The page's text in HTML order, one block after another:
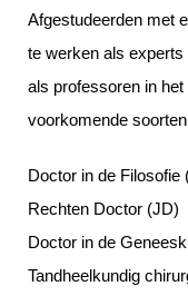
Afgestudeerden met
te werken als
als professoren in
voorkomende
Doctor in de Filosofie
Rechten Doctor (JD)
Doctor in de
Tandheelkundig